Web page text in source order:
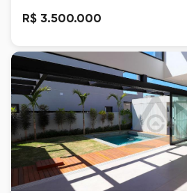
R$ 3.500.000